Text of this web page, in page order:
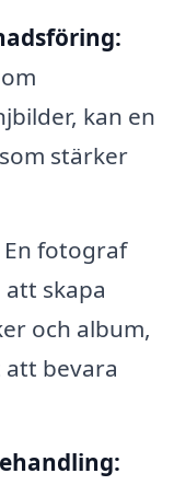
kan en
stärker
En fotograf
skapa
och album,
bevara